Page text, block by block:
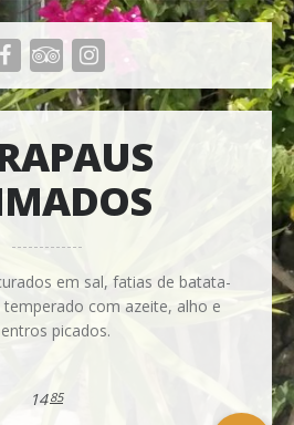
em sal, fatias de batata-
com azeite, alho e
picados.
14 85